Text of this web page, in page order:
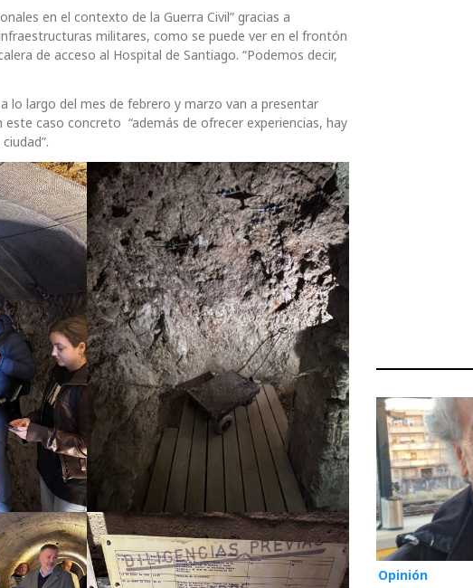
en el contexto de la Guerra Civil” gracias a
militares, como se puede ver en el frontón
de acceso al Hospital de Santiago. “Podemos decir,
lo largo del mes de febrero y marzo van a presentar
caso concreto “además de ofrecer experiencias, hay
Opinión